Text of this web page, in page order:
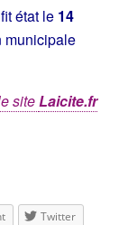
fit état le 14
municipale
siteLaicite.fr
Twitter